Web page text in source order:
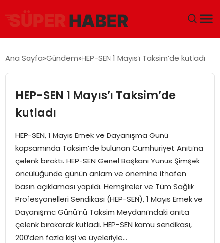
GÜNDEM
DÜNYA
EKONOMI
MAGAZIN
SAĞLIK
SIYASET
Ana Sayfa Gündem HEP-SEN 1 Mayıs’ı Taksim’de kutladı
HEP-SEN 1 Mayıs’ı Taksim’de
kutladı
HEP-SEN, 1 Mayıs Emek ve Dayanışma Günü
kapsamında Taksim’de bulunan Cumhuriyet Anıtı’na
çelenk bıraktı. HEP-SEN Genel Başkanı Yunus Şimşek
öncülüğünde günün anlam ve önemine ithafen
basın açıklaması yapıldı. Hemşireler ve Tüm Sağlık
Profesyonelleri Sendikası (HEP-SEN), 1 Mayıs Emek ve
Dayanışma Günü’nü Taksim Meydanı’ndaki anıta
çelenk bırakarak kutladı. HEP-SEN kamu sendikası,
200’den fazla kişi ve üyeleriyle…